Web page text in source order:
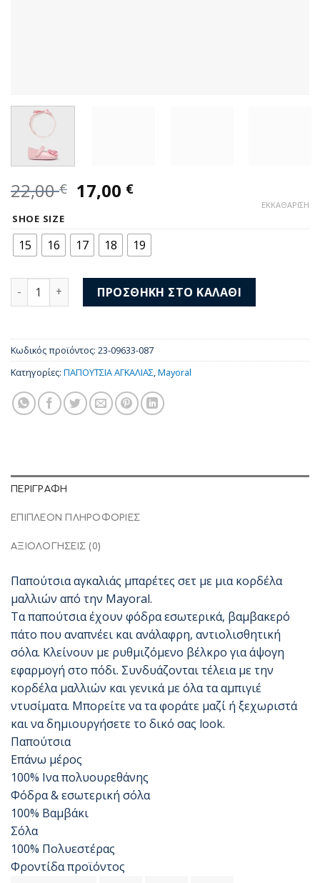
22,00€ Original
price
22,00 €.
17,00 €Η
είναι:
17,00 €.
SHOE SIZE
15 16 17 18 19
ΕΚΚΑΘΆΡΙΣΗ
Mayoral Σετ Παπούτσια Aγκαλιάς και Κορδέλα Μαλλιών
ΠΡΟΣΘΉΚΗ ΣΤΟ ΚΑΛΆΘΙ
Κωδικός προϊόντος: 23-09633-087
Κατηγορίες: ΠΑΠΟΥΤΣΙΑ ΑΓΚΑΛΙΑΣ Mayoral
ΠΕΡΙΓΡΑΦΉ
ΕΠΙΠΛΈΟΝ ΠΛΗΡΟΦΟΡΊΕΣ
ΑΞΙΟΛΟΓΉΣΕΙΣ (0)
Παπούτσια αγκαλιάς μπαρέτες σετ με μια κορδέλα
μαλλιών από την Mayoral.
Τα παπούτσια έχουν φόδρα εσωτερικά, βαμβακερό
πάτο που αναπνέει και ανάλαφρη, αντιολισθητική
σόλα. Κλείνουν με ρυθμιζόμενο βέλκρο για άψογη
εφαρμογή στο πόδι. Συνδυάζονται τέλεια με την
κορδέλα μαλλιών και γενικά με όλα τα αμπιγιέ
ντυσίματα. Μπορείτε να τα φοράτε μαζί ή ξεχωριστά
και να δημιουργήσετε το δικό σας look.
Παπούτσια
Επάνω μέρος
100% Ινα πολυουρεθάνης
Φόδρα & εσωτερική σόλα
100% Βαμβάκι
Σόλα
100% Πολυεστέρας
Φροντίδα προϊόντος